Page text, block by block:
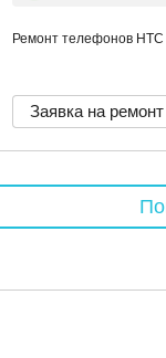
Ремонт телефонов HTC
Заявка на ремонт